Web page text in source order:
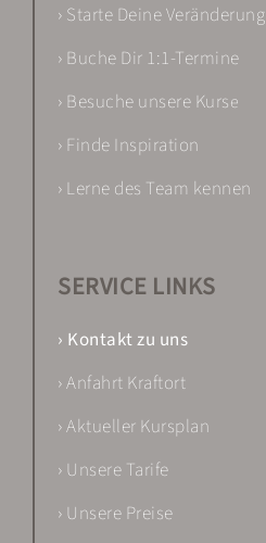
› Starte Deine Veränderung
› Buche Dir 1:1-Termine
› Besuche unsere Kurse
› Finde Inspiration
› Lerne des Team kennen
SERVICE LINKS
› Kontakt zu uns
› Anfahrt Kraftort
› Aktueller Kursplan
› Unsere Tarife
› Unsere Preise